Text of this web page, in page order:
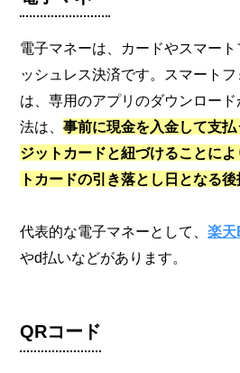
電子マネーは、カードやスマー
ッシュレス決済です。スマート
は、専用のアプリのダウンロー
法は、事前に現金を入金して支
ジットカードと紐づけることに
トカードの引き落とし日となる
代表的な電子マネーとして、楽
やd払いなどがあります。
QRコード